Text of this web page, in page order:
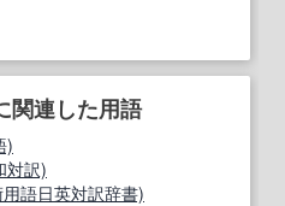
関連した用語
)
対訳)
語日英対訳辞書)